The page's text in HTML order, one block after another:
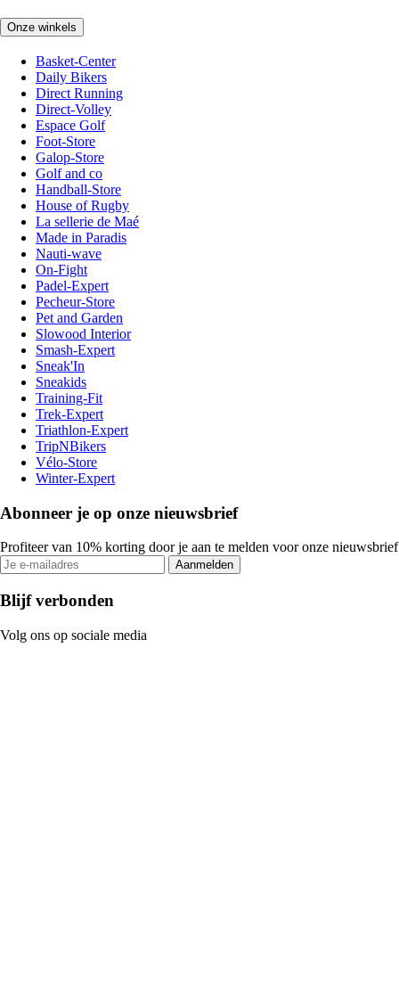
Onze winkels
Basket-Center
Daily Bikers
Direct Running
Direct-Volley
Espace Golf
Foot-Store
Galop-Store
Golf and co
Handball-Store
House of Rugby
La sellerie de Maé
Made in Paradis
Nauti-wave
On-Fight
Padel-Expert
Pecheur-Store
Pet and Garden
Slowood Interior
Smash-Expert
Sneak'In
Sneakids
Training-Fit
Trek-Expert
Triathlon-Expert
TripNBikers
Vélo-Store
Winter-Expert
Abonneer je op onze nieuwsbrief
Profiteer van 10% korting door je aan te melden voor onze nieuwsbrief
Aanmelden
Blijf verbonden
Volg ons op sociale media